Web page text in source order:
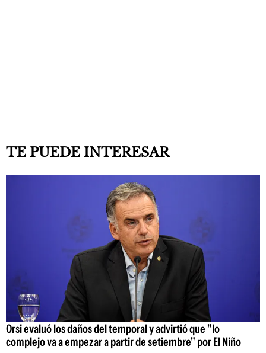
TE PUEDE INTERESAR
Orsi evaluó los daños del temporal y advirtió que "lo
complejo va a empezar a partir de setiembre" por El Niño